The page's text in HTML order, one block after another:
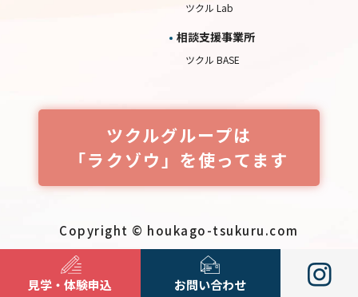
見学・体験申込 お問い合わせ
ツクル Lab
相談⽀援事業所
ツクル BASE
ツクルグループは
「ラクゾウ」を使ってます
Copyright © houkago-tsukuru.com